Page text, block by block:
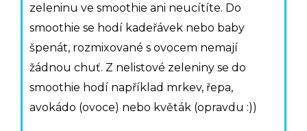
zeleninu ve smoothie ani neucítíte. Do
smoothie se hodí kadeřávek nebo baby
špenát, rozmixované s ovocem nemají
žádnou chuť. Z nelistové zeleniny se do
smoothie hodí například mrkev, řepa,
avokádo (ovoce) nebo květák (opravdu :))